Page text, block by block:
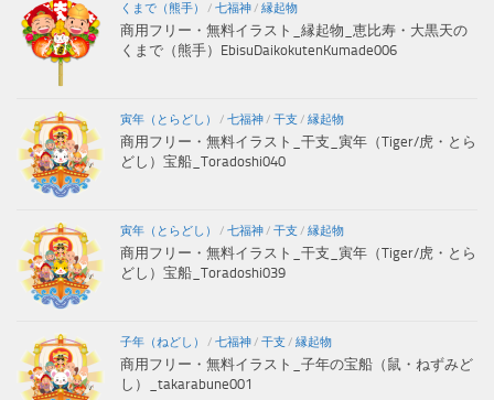
くまで（熊手） / 七福神/ 縁起物
商用フリー・無料イラスト_縁起物_恵比寿・大黒天の
くまで（熊手）EbisuDaikokutenKumade006
寅年（とらどし） / 七福神/ 干支 / 縁起物
商用フリー・無料イラスト_干支_寅年（Tiger/虎・とら
どし）宝船_Toradoshi040
寅年（とらどし） / 七福神/ 干支 / 縁起物
商用フリー・無料イラスト_干支_寅年（Tiger/虎・とら
どし）宝船_Toradoshi039
子年（ねどし） / 七福神/ 干支 / 縁起物
商用フリー・無料イラスト_子年の宝船（鼠・ねずみど
し）_takarabune001